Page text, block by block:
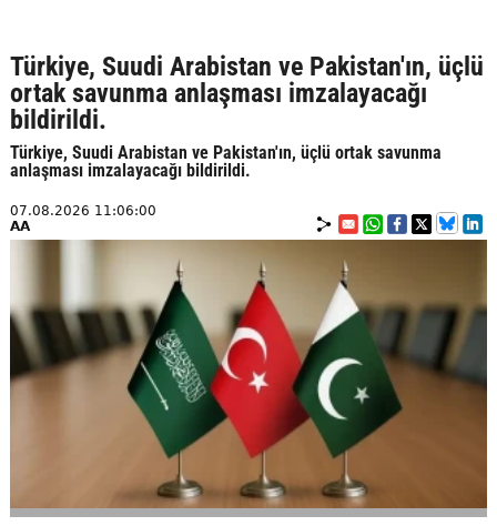
Türkiye, Suudi Arabistan ve Pakistan'ın, üçlü
ortak savunma anlaşması imzalayacağı
bildirildi.
Türkiye, Suudi Arabistan ve Pakistan'ın, üçlü ortak savunma
anlaşması imzalayacağı bildirildi.
07.08.2026 11:06:00
AA